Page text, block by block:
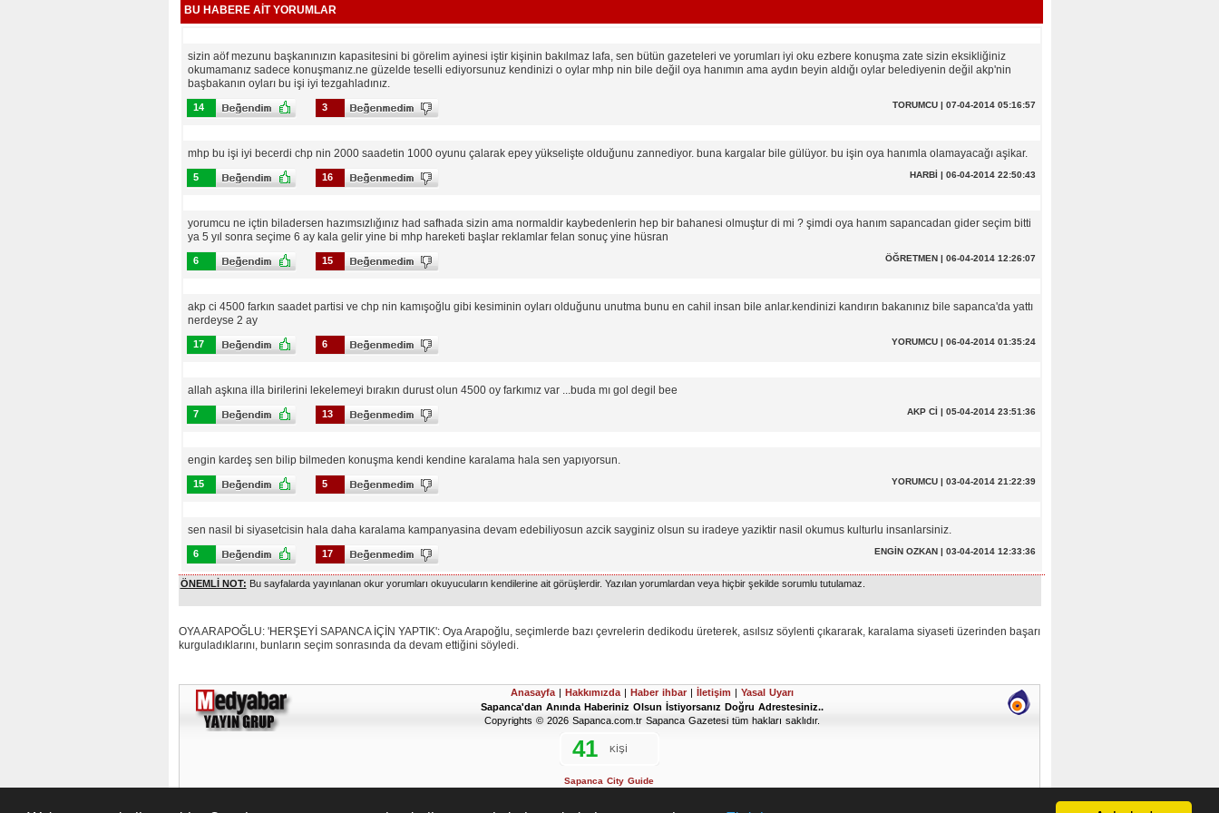
BU HABERE AİT YORUMLAR
sizin aöf mezunu başkanınızın kapasitesini bi görelim ayinesi iştir kişinin bakılmaz lafa, sen bütün gazeteleri ve yorumları iyi oku ezbere konuşma zate sizin eksikliğiniz
okumamanız sadece konuşmanız.ne güzelde teselli ediyorsunuz kendinizi o oylar mhp nin bile değil oya hanımın ama aydın beyin aldığı oylar belediyenin değil akp'nin
başbakanın oyları bu işi iyi tezgahladınız.
14 3 TORUMCU | 07-04-2014 05:16:57
mhp bu işi iyi becerdi chp nin 2000 saadetin 1000 oyunu çalarak epey yükselişte olduğunu zannediyor. buna kargalar bile gülüyor. bu işin oya hanımla olamayacağı aşikar.
5 16 HARBİ | 06-04-2014 22:50:43
yorumcu ne içtin biladersen hazımsızlığınız had safhada sizin ama normaldir kaybedenlerin hep bir bahanesi olmuştur di mi ? şimdi oya hanım sapancadan gider seçim bitti
ya 5 yıl sonra seçime 6 ay kala gelir yine bi mhp hareketi başlar reklamlar felan sonuç yine hüsran
6 15 ÖĞRETMEN | 06-04-2014 12:26:07
akp ci 4500 farkın saadet partisi ve chp nin kamışoğlu gibi kesiminin oyları olduğunu unutma bunu en cahil insan bile anlar.kendinizi kandırın bakanınız bile sapanca'da yattı
nerdeyse 2 ay
17 6 YORUMCU | 06-04-2014 01:35:24
allah aşkına illa birilerini lekelemeyi bırakın durust olun 4500 oy farkımız var ...buda mı gol degil bee
7 13 AKP Cİ | 05-04-2014 23:51:36
engin kardeş sen bilip bilmeden konuşma kendi kendine karalama hala sen yapıyorsun.
15 5 YORUMCU | 03-04-2014 21:22:39
sen nasil bi siyasetcisin hala daha karalama kampanyasina devam edebiliyosun azcik sayginiz olsun su iradeye yaziktir nasil okumus kulturlu insanlarsiniz.
6 17 ENGİN OZKAN | 03-04-2014 12:33:36
ÖNEMLİ NOT: Bu sayfalarda yayınlanan okur yorumları okuyucuların kendilerine ait görüşlerdir. Yazılan yorumlardan veya hiçbir şekilde sorumlu tutulamaz.
OYA ARAPOĞLU: 'HERŞEYİ SAPANCA İÇİN YAPTIK': Oya Arapoğlu, seçimlerde bazı çevrelerin dedikodu üreterek, asılsız söylenti çıkararak, karalama siyaseti üzerinden başarı
kurguladıklarını, bunların seçim sonrasında da devam ettiğini söyledi.
Anasayfa | Hakkımızda | Haber ihbar | İletişim | Yasal Uyarı
Sapanca'dan Anında Haberiniz Olsun İstiyorsanız Doğru Adrestesiniz..
Copyrights © 2026 Sapanca.com.tr Sapanca Gazetesi tüm hakları saklıdır.
Sapanca City Guide